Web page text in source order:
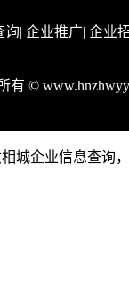
询| 企业推广| 企业
有 ©
城企业信息查